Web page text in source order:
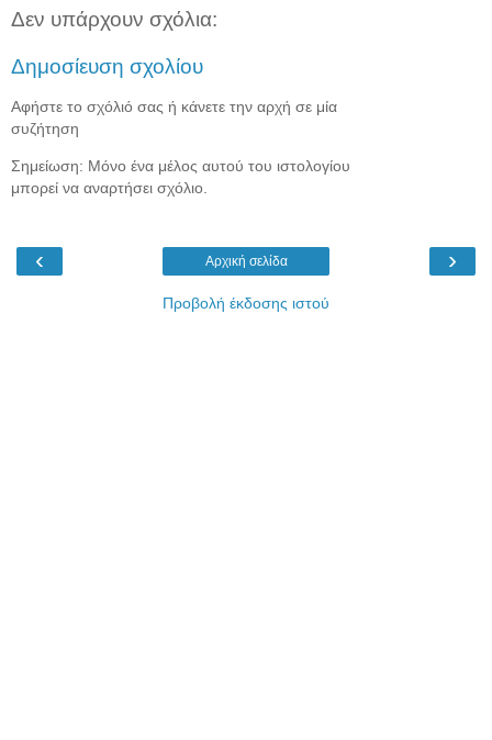
Δεν υπάρχουν σχόλια:
Δημοσίευση σχολίου
Αφήστε το σχόλιό σας ή κάνετε την αρχή σε μία
συζήτηση
Σημείωση: Μόνο ένα μέλος αυτού του ιστολογίου
μπορεί να αναρτήσει σχόλιο.
‹ ›
Αρχική σελίδα
Προβολή έκδοσης ιστού